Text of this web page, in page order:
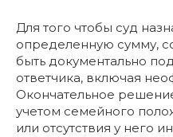
Для того чтобы суд
определенную сумму,
быть документально
ответчика, включая
Окончательное
учетом семейного
или отсутствия у него